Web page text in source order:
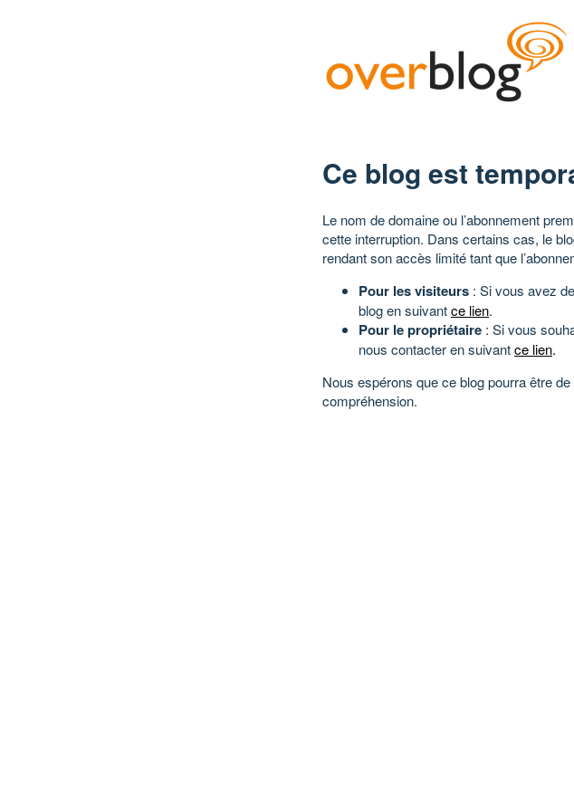
Ce blog est
Le nom de domaine ou l’abonnement
cette interruption. Dans certains cas, le
rendant son accès limité tant que
Pour les visiteurs : Si vous avez
blog en suivantce lien.
Pour le propriétaire : Si vous
nous contacter en suivantce lien.
Nous espérons que ce blog pourra être
compréhension.